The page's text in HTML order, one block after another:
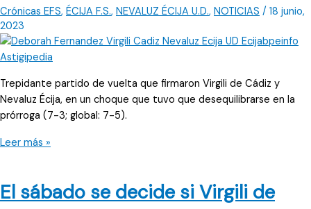
Virgili
de
Cádiz
Crónicas EFS, ÉCIJA F.S., NEVALUZ ÉCIJA U.D., NOTICIAS / 18 junio,
2023
Trepidante partido de vuelta que firmaron Virgili de Cádiz y
Nevaluz Écija, en un choque que tuvo que desequilibrarse en la
prórroga (7-3; global: 7-5).
El
se
Leer más »
El sábado se decide si Virgili de